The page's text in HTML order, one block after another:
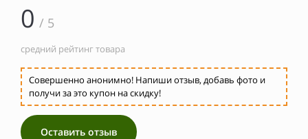
0 / 5
средний рейтинг товара
Совершенно анонимно! Напиши отзыв, добавь фото и
получи за это купон на скидку!
Оставить отзыв